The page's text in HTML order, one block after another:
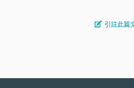
引註此篇